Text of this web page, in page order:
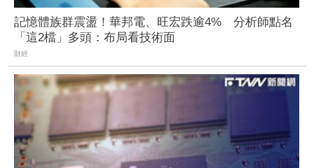
記憶體族群震盪！華邦電、旺宏跌逾4% 分析師點名
「這2檔」多頭：布局看技術面
財經